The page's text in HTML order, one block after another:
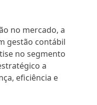
no mercado, a
gestão contábil
no segmento
a
eficiência e